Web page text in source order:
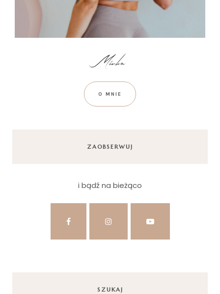
O MNIE
ZAOBSERWUJ
i bądź na bieżąco
SZUKAJ